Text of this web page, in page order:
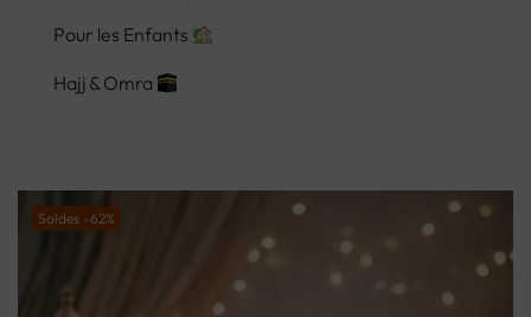
Pour les Enfants
Hajj & Omra
Soldes -62%